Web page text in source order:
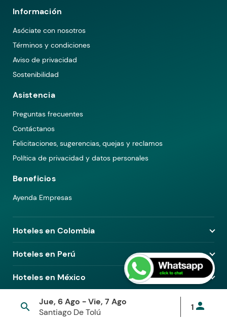
Información
Asóciate con nosotros
Términos y condiciones
Aviso de privacidad
Sostenibilidad
Asistencia
Preguntas frecuentes
Contáctanos
Felicitaciones, sugerencias, quejas y reclamos
Política de privacidad y datos personales
Beneficios
Ayenda Empresas
Hoteles en Colombia
Hoteles en Medellín
Hoteles en Bogotá
Hoteles en Pereira
Hoteles en Cali
Hoteles en Perú
Hoteles en Lima
Hoteles en Arequipa
Hoteles en Piura
Hoteles en Cusco
Hoteles en México
Hoteles en Guadalajara
© 2026 Ayenda. Todos los derechos reservados.
Términos y condiciones Política de privacidad
search
Jue, 6 Ago - Vie, 7 Ago
Santiago De Tolú
1 person